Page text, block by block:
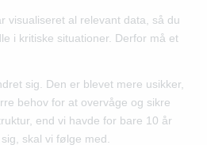
visualiseret al relevant data, så du
i kritiske situationer. Derfor må et
sig. Den er blevet mere usikker,
behov for at overvåge og sikre
end vi havde for bare 10 år
skal vi følge med.